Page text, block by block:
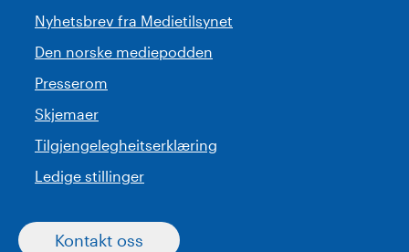
Nyhetsbrev fra Medietilsynet
Den norske mediepodden
Presserom
Skjemaer
Tilgjengelegheitserklæring
Ledige stillinger
Kontakt oss